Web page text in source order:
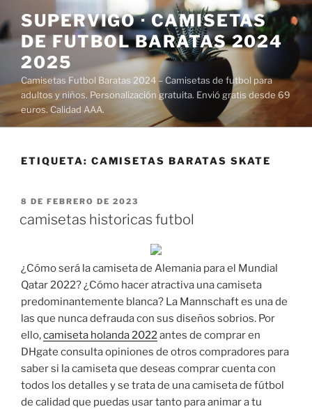
al
contenido
SUPERVIGO · CAMISETAS
DE FUTBOL BARATAS 2024
2025
Camisetas Futbol Baratas 2024 – Camisetas de futbol para
adultos y niños. Personalización gratuita. Envió gratis desde 69
euros. Calidad AAA.
ETIQUETA: CAMISETAS BARATAS SKATE
PUBLICADO
8 DE FEBRERO DE 2023
camisetas historicas futbol
¿Cómo será la camiseta de Alemania para el Mundial
Qatar 2022? ¿Cómo hacer atractiva una camiseta
predominantemente blanca? La Mannschaft es una de
las que nunca defrauda con sus diseños sobrios. Por
ello,camiseta holanda 2022antes de comprar en
DHgate consulta opiniones de otros compradores para
saber si la camiseta que deseas comprar cuenta con
todos los detalles y se trata de una camiseta de fútbol
de calidad que puedas usar tanto para animar a tu